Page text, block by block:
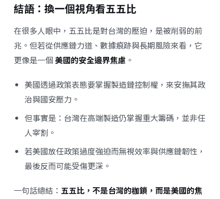
結語：換一個視角看五五比
在很多人眼中，五五比是對台灣的壓迫，是被削弱的前
兆。但若從供應鏈力道、數據痕跡與長期風險來看，它
更像是一個美國的安全邊界焦慮 。
美國透過政策表態要掌握製造鏈控制權，來安撫其政
治與國安壓力。
但事實是：台灣在高端製造仍掌握重大籌碼，並非任
人宰割。
若美國放任政策過度強迫而無視效率與供應鏈韌性，
最後反而可能受傷更深。
一句話總結： 五五比，不是台灣的枷鎖，而是美國的焦